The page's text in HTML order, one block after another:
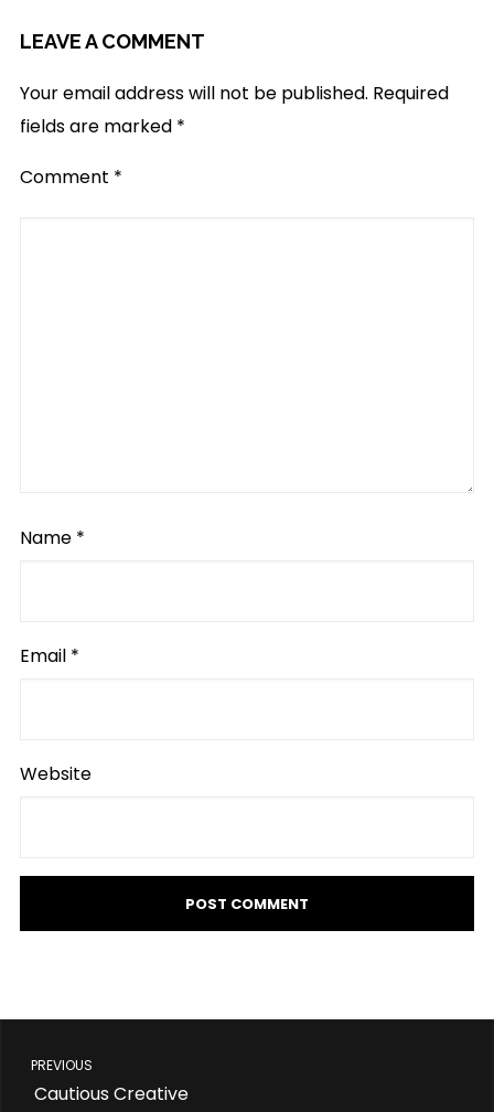
LEAVE A COMMENT
Your email address will not be published. Required
fields are marked *
Comment *
Name *
Email *
Website
PREVIOUS
Cautious Creative